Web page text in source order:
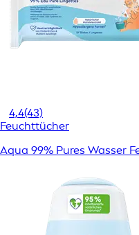
4,4(43)
Feuchttücher
Aqua 99% Pures Wasser